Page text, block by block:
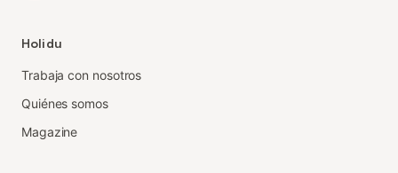
Holidu
Trabaja con nosotros
Quiénes somos
Magazine